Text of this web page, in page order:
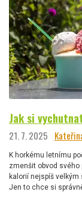
Jak si
21. 7. 2025
K horkému letnímu
zmenšit obvod svého
kalorií nejspíš
Jen to chce si